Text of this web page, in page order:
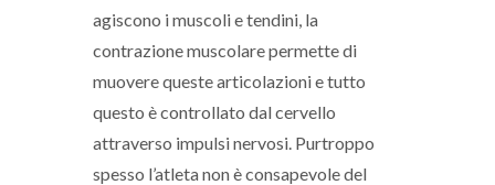
agiscono i muscoli e tendini, la
contrazione muscolare permette di
muovere queste articolazioni e tutto
questo è controllato dal cervello
attraverso impulsi nervosi. Purtroppo
spesso l’atleta non è consapevole del